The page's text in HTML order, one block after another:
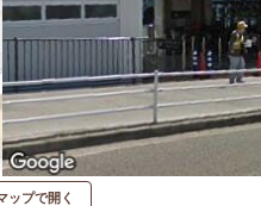
ップで開く